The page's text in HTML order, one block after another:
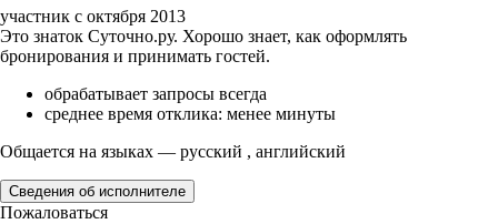
участник с октября 2013
Это знаток Суточно.ру. Хорошо знает, как оформлять
бронирования и принимать гостей.
обрабатывает запросы всегда
среднее время отклика: менее минуты
Общается на языках — русский , английский
Сведения об исполнителе
Пожаловаться